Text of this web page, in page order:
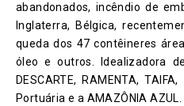
abandonados, incêndio de
Inglaterra, Bélgica,
queda dos 47 contêineres
óleo e outros. Idealizadora
DESCARTE, RAMENTA,
Portuária e a AMAZÔNIA AZUL.